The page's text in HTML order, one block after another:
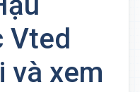
Vted
và xem